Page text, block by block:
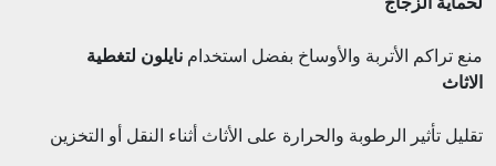
منع تراكم الأتربة والأوساخ بفضل استخدام نايلون لتغطية
الاثاث
تقليل تأثير الرطوبة والحرارة على الأثاث أثناء النقل أو التخزين